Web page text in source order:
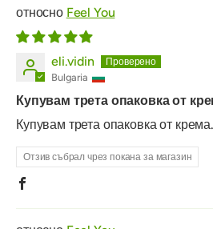
Feel You
eli.vidin
Bulgaria
Купувам трета опаковка от
Купувам трета опаковка от
Отзив събрал чрез покана за магазин